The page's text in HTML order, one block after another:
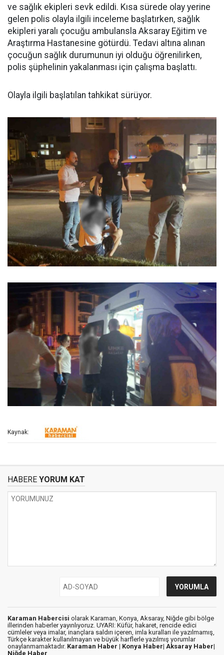
ve sağlık ekipleri sevk edildi. Kısa sürede olay yerine
gelen polis olayla ilgili inceleme başlatırken, sağlık
ekipleri yaralı çocuğu ambulansla Aksaray Eğitim ve
Araştırma Hastanesine götürdü. Tedavi altına alınan
çocuğun sağlık durumunun iyi olduğu öğrenilirken,
polis şüphelinin yakalanması için çalışma başlattı.
Olayla ilgili başlatılan tahkikat sürüyor.
Kaynak:
HABERE YORUM KAT
Karaman Habercisi olarak Karaman, Konya, Aksaray, Niğde gibi bölge
illerinden haberler yayınlıyoruz. UYARI: Küfür, hakaret, rencide edici
cümleler veya imalar, inançlara saldırı içeren, imla kuralları ile yazılmamış,
Türkçe karakter kullanılmayan ve büyük harflerle yazılmış yorumlar
onaylanmamaktadır. Karaman Haber | Konya Haber| Aksaray Haber|
Niğde Haber